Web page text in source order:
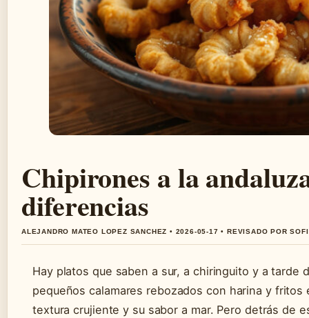
Chipirones a la
diferencias
ALEJANDRO MATEO LOPEZ SANCHEZ • 2026-05-17 • REVISADO POR
Hay platos que saben a sur, a chiringuito y a
pequeños calamares rebozados con harina y
textura crujiente y su sabor a mar. Pero detrás de